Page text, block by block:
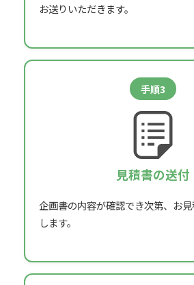
お送りいただきます。
手順3
見積書の送付
企画書の内容が確認でき次第、 お
します。